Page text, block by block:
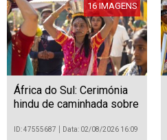
16 IMAGENS
África do Sul: Cerimónia
hindu de caminhada sobre
ID: 47555687 Data: 02/08/2026 16:09